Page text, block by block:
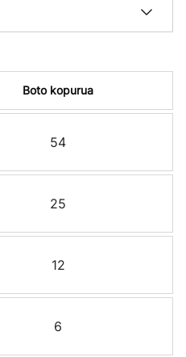
Boto kopurua
54
25
12
6